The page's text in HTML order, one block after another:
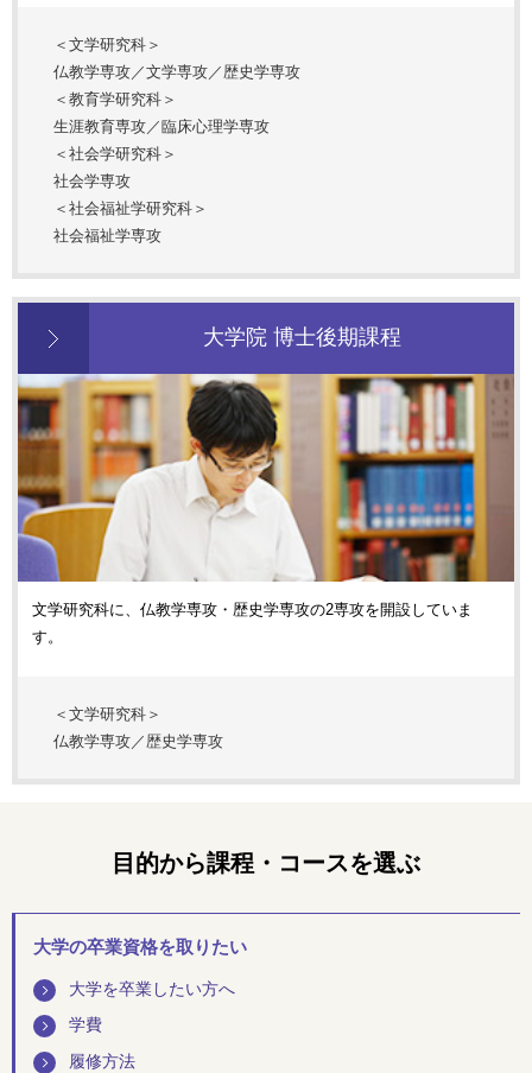
＜文学研究科＞
仏教学専攻／文学専攻／歴史学専攻
＜教育学研究科＞
生涯教育専攻／臨床心理学専攻
＜社会学研究科＞
社会学専攻
＜社会福祉学研究科＞
社会福祉学専攻
大学院 博士後期課程
文学研究科に、仏教学専攻・歴史学専攻の2専攻を開設していま
す。
＜文学研究科＞
仏教学専攻／歴史学専攻
目的から課程・コースを選ぶ
大学の卒業資格を取りたい
大学を卒業したい方へ
学費
履修方法